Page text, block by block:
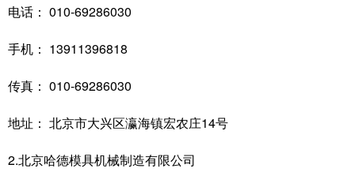
电话： 010-69286030
手机： 13911396818
传真： 010-69286030
地址： 北京市大兴区瀛海镇宏农庄14号
2.北京哈德模具机械制造有限公司